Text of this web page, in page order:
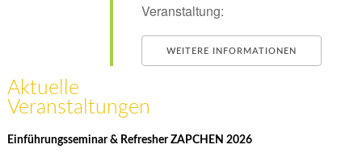
Veranstaltung:
WEITERE INFORMATIONEN
Aktuelle
Veranstaltungen
Einführungsseminar & Refresher ZAPCHEN 2026